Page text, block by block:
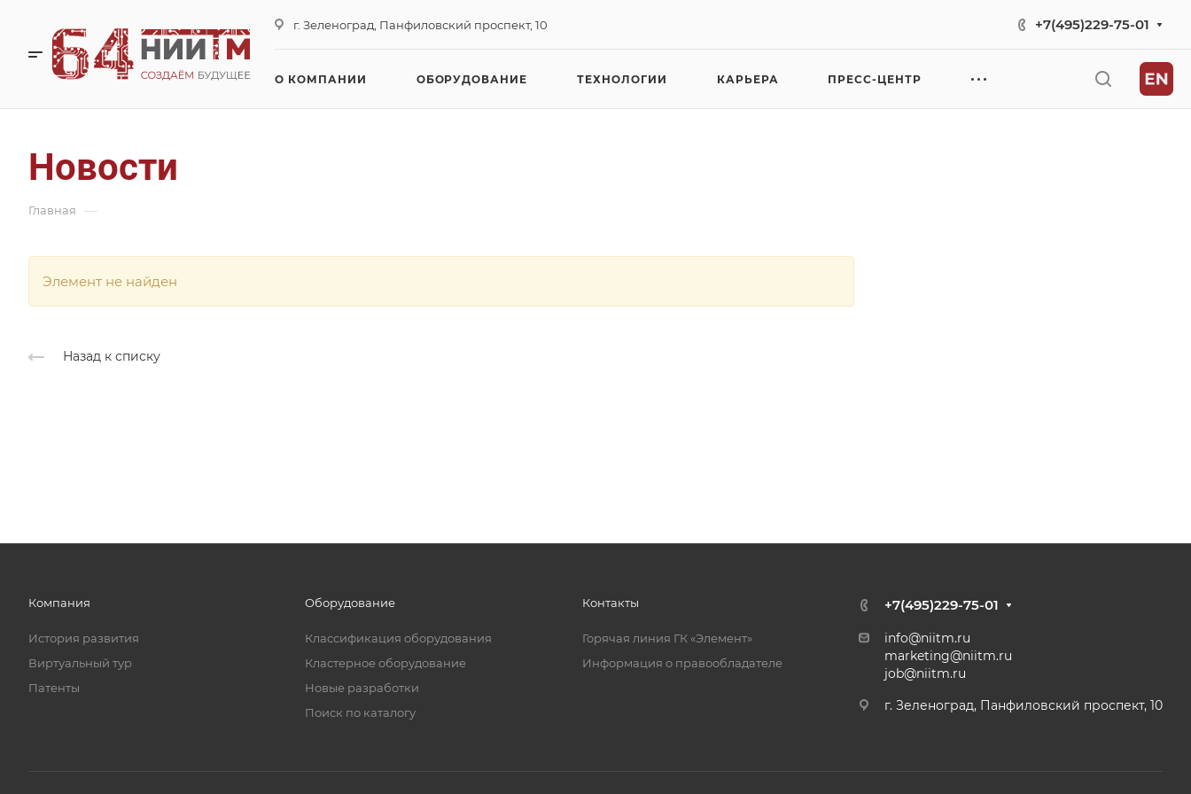
г. Зеленоград, Панфиловский проспект, 10 +7(495)229-75-01
О КОМПАНИИ ОБОРУДОВАНИЕ ТЕХНОЛОГИИ КАРЬЕРА ПРЕСС-ЦЕНТР
Новости
Главная —
Элемент не найден
Назад к списку
Компания
История развития
Виртуальный тур
Патенты
Оборудование
Классификация оборудования
Кластерное оборудование
Новые разработки
Поиск по каталогу
Контакты
Горячая линия ГК «Элемент»
Информация о правообладателе
+7(495)229-75-01
info@niitm.ru
marketing@niitm.ru
job@niitm.ru
г. Зеленоград, Панфиловский проспект, 10